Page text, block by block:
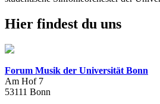
Hier findest du uns
Forum Musik der Universität Bonn
Am Hof 7
53111 Bonn